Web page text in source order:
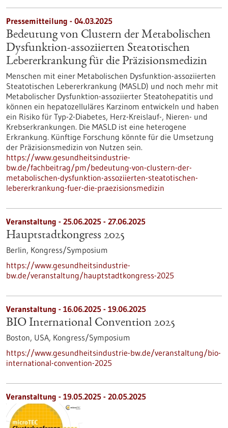
Pressemitteilung - 04.03.2025
Bedeutung von Clustern der Metabolischen
Dysfunktion-assoziierten Steatotischen
Lebererkrankung für die Präzisionsmedizin
Menschen mit einer Metabolischen Dysfunktion-assoziierten
Steatotischen Lebererkrankung (MASLD) und noch mehr mit
Metabolischer Dysfunktion-assoziierter Steatohepatitis und
können ein hepatozelluläres Karzinom entwickeln und haben
ein Risiko für Typ-2-Diabetes, Herz-Kreislauf-, Nieren- und
Krebserkrankungen. Die MASLD ist eine heterogene
Erkrankung. Künftige Forschung könnte für die Umsetzung
der Präzisionsmedizin von Nutzen sein.
https://www.gesundheitsindustrie-
bw.de/fachbeitrag/pm/bedeutung-von-clustern-der-
metabolischen-dysfunktion-assoziierten-steatotischen-
lebererkrankung-fuer-die-praezisionsmedizin
Veranstaltung - 25.06.2025 - 27.06.2025
Hauptstadtkongress 2025
Berlin, Kongress/Symposium
https://www.gesundheitsindustrie-
bw.de/veranstaltung/hauptstadtkongress-2025
Veranstaltung - 16.06.2025 - 19.06.2025
BIO International Convention 2025
Boston, USA, Kongress/Symposium
https://www.gesundheitsindustrie-bw.de/veranstaltung/bio-
international-convention-2025
Veranstaltung - 19.05.2025 - 20.05.2025